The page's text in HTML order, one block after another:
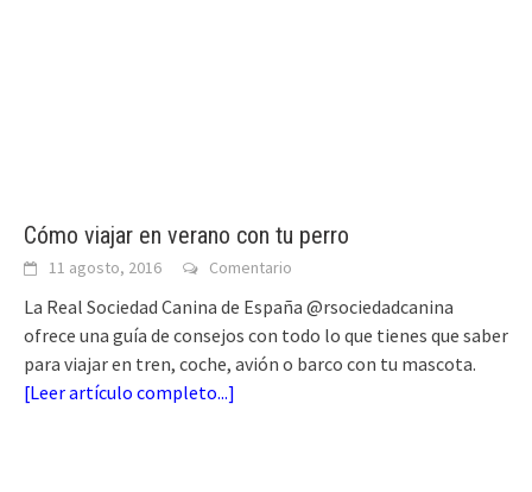
Cómo viajar en verano con tu perro
11 agosto, 2016 Comentario
La Real Sociedad Canina de España @rsociedadcanina
ofrece una guía de consejos con todo lo que tienes que saber
para viajar en tren, coche, avión o barco con tu mascota.
[Leer artículo completo...]